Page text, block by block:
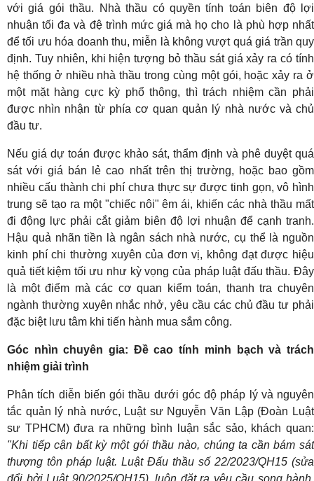
với giá gói thầu. Nhà thầu có quyền tính toán biên độ lợi
nhuận tối đa và đệ trình mức giá mà họ cho là phù hợp nhất
để tối ưu hóa doanh thu, miễn là không vượt quá giá trần quy
định. Tuy nhiên, khi hiện tượng bỏ thầu sát giá xảy ra có tính
hệ thống ở nhiều nhà thầu trong cùng một gói, hoặc xảy ra ở
một mặt hàng cực kỳ phổ thông, thì trách nhiệm cần phải
được nhìn nhận từ phía cơ quan quản lý nhà nước và chủ
đầu tư.
Nếu giá dự toán được khảo sát, thẩm định và phê duyệt quá
sát với giá bán lẻ cao nhất trên thị trường, hoặc bao gồm
nhiều cấu thành chi phí chưa thực sự được tinh gọn, vô hình
trung sẽ tạo ra một "chiếc nôi" êm ái, khiến các nhà thầu mất
đi động lực phải cắt giảm biên độ lợi nhuận để cạnh tranh.
Hậu quả nhãn tiền là ngân sách nhà nước, cụ thể là nguồn
kinh phí chi thường xuyên của đơn vị, không đạt được hiệu
quả tiết kiệm tối ưu như kỳ vọng của pháp luật đấu thầu. Đây
là một điểm mà các cơ quan kiểm toán, thanh tra chuyên
ngành thường xuyên nhắc nhở, yêu cầu các chủ đầu tư phải
đặc biệt lưu tâm khi tiến hành mua sắm công.
Góc nhìn chuyên gia: Đề cao tính minh bạch và trách
nhiệm giải trình
Phân tích diễn biến gói thầu dưới góc độ pháp lý và nguyên
tắc quản lý nhà nước, Luật sư Nguyễn Văn Lập (Đoàn Luật
sư TPHCM) đưa ra những bình luận sắc sảo, khách quan:
"Khi tiếp cận bất kỳ một gói thầu nào, chúng ta cần bám sát
thượng tôn pháp luật. Luật Đấu thầu số 22/2023/QH15 (sửa
đổi bởi Luật 90/2025/QH15), luôn đặt ra yêu cầu song hành,